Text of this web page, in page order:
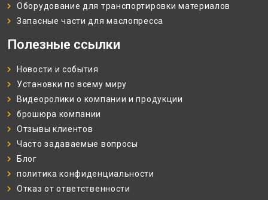
Оборудование для транспортировки материалов
Запасные части для маслопресса
Полезные ссылки
Новости и события
Установки по всему миру
Видеоролики о компании и продукции
брошюра компании
Отзывы клиентов
Часто задаваемые вопросы
Блог
политика конфиденциальности
Отказ от ответственности